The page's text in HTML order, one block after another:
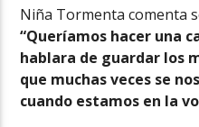
Niña Tormenta comenta
“Queríamos hacer una
hablara de guardar los
que muchas veces se
cuando estamos en la